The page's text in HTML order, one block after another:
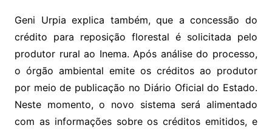
Geni Urpia explica também, que a concessão do
crédito para reposição florestal é solicitada pelo
produtor rural ao Inema. Após análise do processo,
o órgão ambiental emite os créditos ao produtor
por meio de publicação no Diário Oficial do Estado.
Neste momento, o novo sistema será alimentado
com as informações sobre os créditos emitidos, e